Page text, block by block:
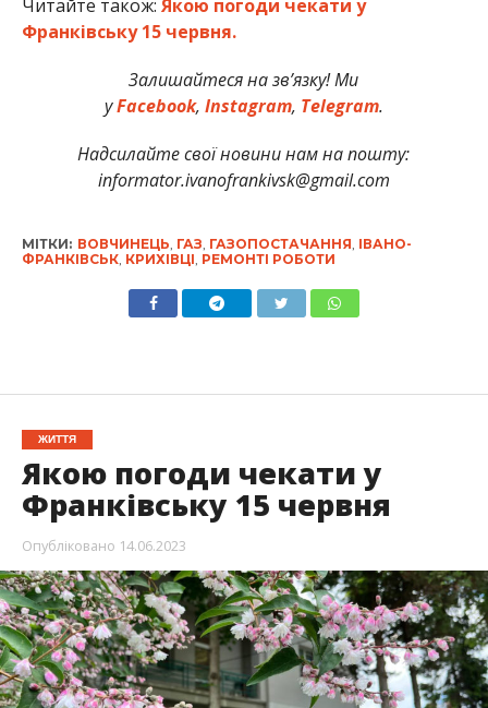
Читайте також: Якою погоди чекати у
Франківську 15 червня.
Залишайтеся на зв’язку! Ми
уFacebook, Instagram, Telegram.
Надсилайте свої новини нам на пошту:
informator.ivanofrankivsk@gmail.com
МІТКИ: ВОВЧИНЕЦЬ ГАЗ ГАЗОПОСТАЧАННЯ ІВАНО-
ФРАНКІВСЬК, КРИХІВЦІ РЕМОНТІ РОБОТИ
ЖИТТЯ
Якою погоди чекати у
Франківську 15 червня
Опубліковано 14.06.2023